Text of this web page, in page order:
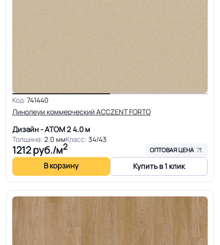
Код: 741440
Линолеум коммерческий ACCZENT FORTO
Дизайн - АТОМ 24.0 м
Толщина: 2.0 ммКласс: 34/43
1212руб./м2 ОПТОВАЯ ЦЕНА
В корзину Купить в 1 клик